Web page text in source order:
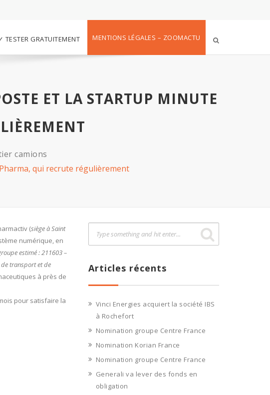
TESTER GRATUITEMENT MENTIONS LÉGALES – ZOOMACTU
ET LA STARTUP MINUTE
camions
qui recrute régulièrement
(siège à Saint
numérique, en
estimé : 211603 –
de transport et de
à près de
pour satisfaire la
Articles récents
Vinci Energies acquiert la société IBS
à Rochefort
Nomination groupe Centre France
Nomination Korian France
Nomination groupe Centre France
Generali va lever des fonds en
obligation